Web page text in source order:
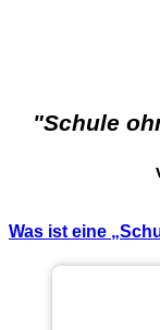
"Schule
Was ist eine